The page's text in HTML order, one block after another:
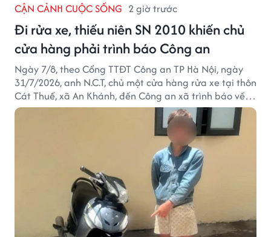
CẬN CẢNH CUỘC SỐNG 2 giờ trước
Đi rửa xe, thiếu niên SN 2010 khiến chủ
cửa hàng phải trình báo Công an
Ngày 7/8, theo Cổng TTĐT Công an TP Hà Nội, ngày
31/7/2026, anh N.C.T, chủ một cửa hàng rửa xe tại thôn
Cát Thuế, xã An Khánh, đến Công an xã trình báo về
việc bị mất trộm chiếc xe máy Honda Wave. Trong cốp
xe còn có nhiều giấy tờ cá nhân và khoảng 1,2 triệu